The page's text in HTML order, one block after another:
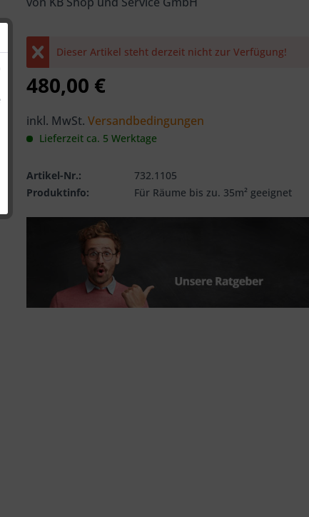
Dieser Artikel steht derzeit nicht zur Verfügung!
480,00 €
inkl. MwSt.Versandbedingungen
Lieferzeit ca. 5 Werktage
Artikel-Nr.:
732.1105
Produktinfo:
Für Räume bis zu. 35m² geeignet